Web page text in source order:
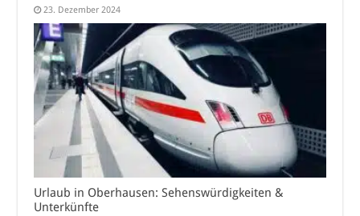
23. Dezember 2024
Urlaub in Oberhausen: Sehenswürdigkeiten &
Unterkünfte